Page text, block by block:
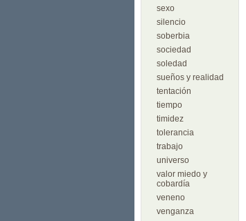
sexo
silencio
soberbia
sociedad
soledad
sueños y realidad
tentación
tiempo
timidez
tolerancia
trabajo
universo
valor miedo y
cobardía
veneno
venganza